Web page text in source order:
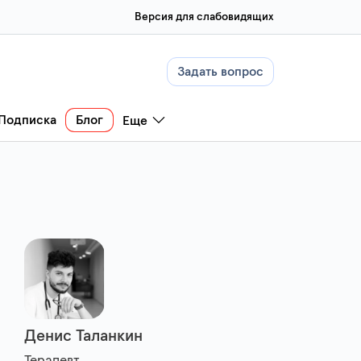
Версия для слабовидящих
Задать вопрос
Подписка Блог Еще
Денис Таланкин